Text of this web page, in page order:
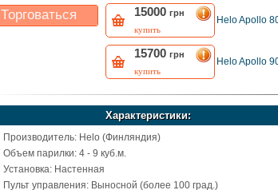
Торговаться 15000 грн
купить
Helo Apollo
15700 грн
купить
Helo Apollo
Характеристики:
Производитель: Helo (Финляндия)
Объем парилки: 4 - 9 куб.м.
Установка: Настенная
Пульт управления: Выносной (более 100 град.)